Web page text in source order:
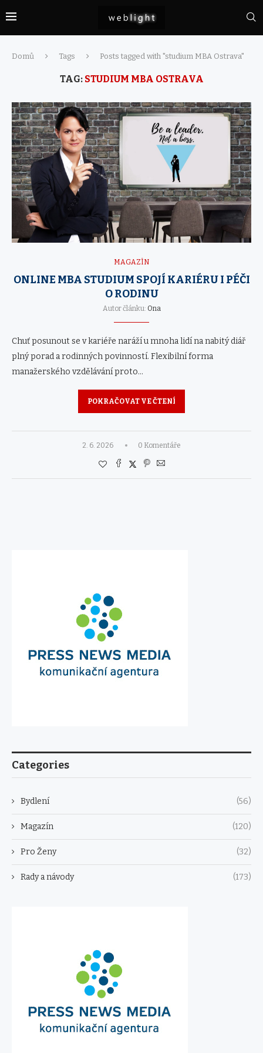
Domů Tags Posts tagged with "studium MBA Ostrava"
TAG: STUDIUM MBA OSTRAVA
MAGAZÍN
ONLINE MBA STUDIUM SPOJÍ KARIÉRU I PÉČI
O RODINU
Autor článku: Ona
Chuť posunout se v kariéře naráží u mnoha lidí na nabitý diář
plný porad a rodinných povinností. Flexibilní forma
manažerského vzdělávání proto…
POKRAČOVAT VE ČTENÍ
2. 6. 2026 0 Komentáře
Categories
Bydlení (56)
Magazín (120)
Pro Ženy (32)
Rady a návody (173)